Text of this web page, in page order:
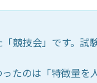
競技会」です。試
たのは「特徴量を